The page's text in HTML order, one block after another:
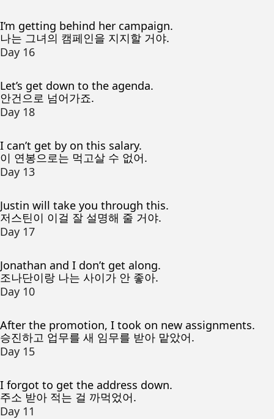
I’m getting behind her campaign.
나는 그녀의 캠페인을 지지할 거야.
Day 16
Let’s get down to the agenda.
안건으로 넘어가죠.
Day 18
I can’t get by on this salary.
이 연봉으로는 먹고살 수 없어.
Day 13
Justin will take you through this.
저스틴이 이걸 잘 설명해 줄 거야.
Day 17
Jonathan and I don’t get along.
조나단이랑 나는 사이가 안 좋아.
Day 10
After the promotion, I took on new assignments.
승진하고 업무를 새 임무를 받아 맡았어.
Day 15
I forgot to get the address down.
주소 받아 적는 걸 까먹었어.
Day 11